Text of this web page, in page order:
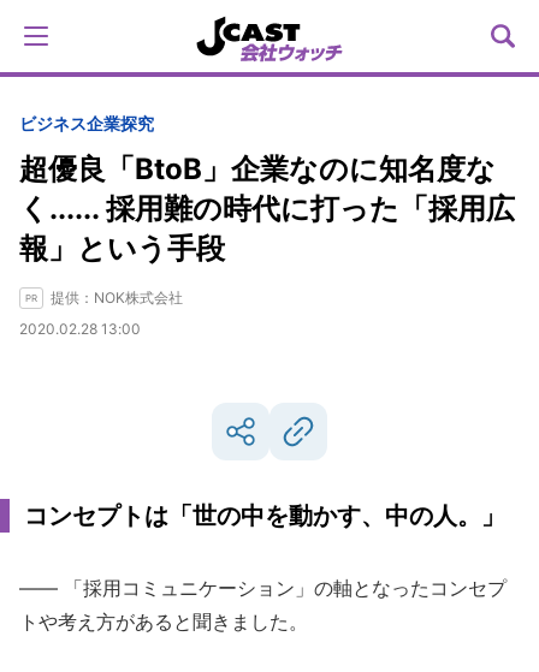
ビジネス企業探究
超優良「BtoB」企業なのに知名度な
く...... 採用難の時代に打った「採用広
報」という手段
提供：NOK株式会社
2020.02.28 13:00
コンセプトは「世の中を動かす、中の人。」
―― 「採用コミュニケーション」の軸となったコンセプ
トや考え方があると聞きました。